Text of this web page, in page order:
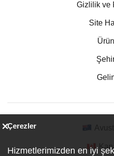
Gizlilik ve
Site
Çerezler
Hizmetlerimizden en iyi